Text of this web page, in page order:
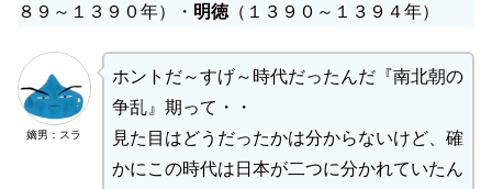
８９～１３９０年）・ 明徳（１３９０～１３９４年）
嫡男：スラ
ホントだ～すげ～時代だったんだ『南北朝の
争乱』期って・・
見た目はどうだったかは分からないけど、確
かにこの時代は日本が二つに分かれていたん